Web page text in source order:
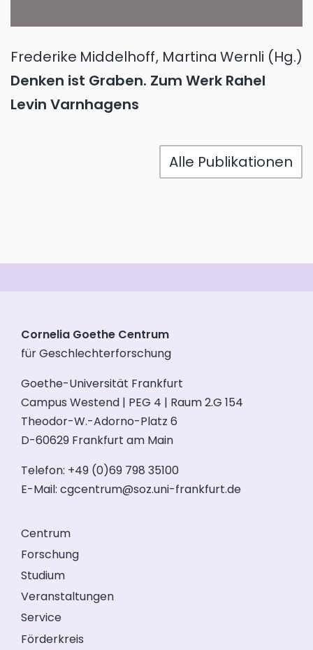
Frederike Middelhoff, Martina Wernli (Hg.)
Denken ist Graben. Zum Werk Rahel
Levin Varnhagens
Alle Publikationen
Cornelia Goethe Centrum
für Geschlechterforschung
Goethe-Universität Frankfurt
Campus Westend | PEG 4 | Raum 2.G 154
Theodor-W.-Adorno-Platz 6
D-60629 Frankfurt am Main
Telefon: +49 (0)69 798 35100
E-Mail: cgcentrum@soz.uni-frankfurt.de
Centrum
Forschung
Studium
Veranstaltungen
Service
Förderkreis